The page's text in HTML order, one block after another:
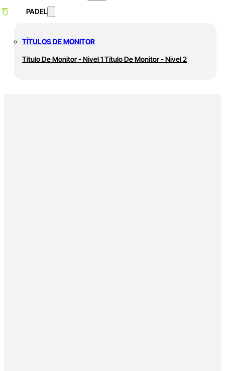
PADEL
TÍTULOS DE MONITOR
Título De Monitor - Nivel 1Título De Monitor - Nivel 2